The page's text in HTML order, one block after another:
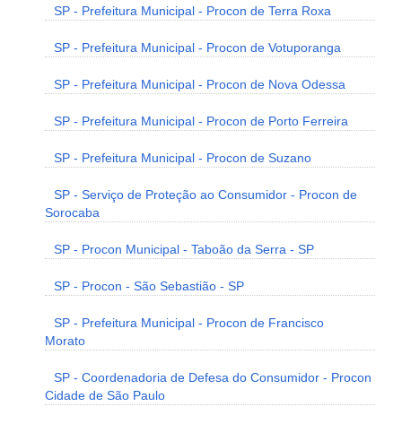
SP - Prefeitura Municipal - Procon de Terra Roxa
SP - Prefeitura Municipal - Procon de Votuporanga
SP - Prefeitura Municipal - Procon de Nova Odessa
SP - Prefeitura Municipal - Procon de Porto Ferreira
SP - Prefeitura Municipal - Procon de Suzano
SP - Serviço de Proteção ao Consumidor - Procon de
Sorocaba
SP - Procon Municipal - Taboão da Serra - SP
SP - Procon - São Sebastião - SP
SP - Prefeitura Municipal - Procon de Francisco
Morato
SP - Coordenadoria de Defesa do Consumidor - Procon
Cidade de São Paulo